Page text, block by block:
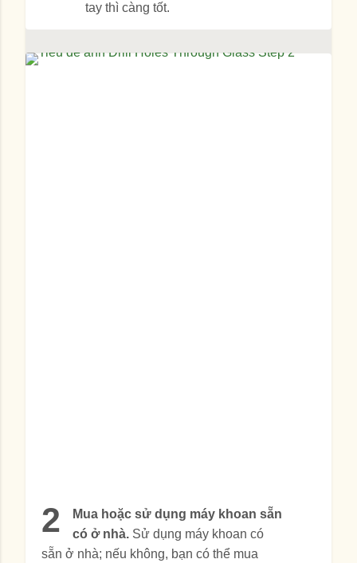
tay thì càng tốt.
2
Mua hoặc sử dụng máy khoan sẵn
có ở nhà. Sử dụng máy khoan có
sẵn ở nhà; nếu không, bạn có thể mua